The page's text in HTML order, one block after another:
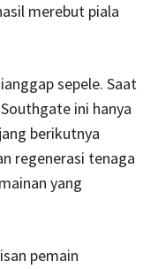
merebut piala
sepele. Saat
ini hanya
berikutnya
regenerasi tenaga
yang
pemain